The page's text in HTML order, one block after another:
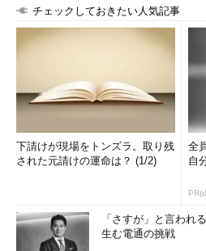
「ストレージ」では、ディスクの情報
の情報、共有の情報を参照できる
「ファイアウォールの規則」は、
Windowsファイアウォール」の管理
則の参照と、新しい規則の追加機能
で問題はないでしょう。
チェックしておきたい人気記事
下請けが現場をトンズラ。取り残
された元請けの運命は？ (1/2)
全
自
「さすが」と言われ
生む電通の挑戦